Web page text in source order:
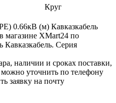
Круг
0.66кВ (м) Кавказкабель
магазине XMart24 по
Кавказкабель. Серия
наличии и сроках поставки,
уточнить по телефону
заявку на почту